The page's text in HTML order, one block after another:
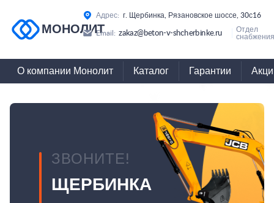
МОНОЛИТ
Адрес: г. Щербинка, Рязановское шоссе, 30с16
Email: zakaz@beton-v-shcherbinke.ru
Отдел
О компании Монолит Каталог Гарантии
ЗВОНИТЕ!
ЩЕРБИНКА